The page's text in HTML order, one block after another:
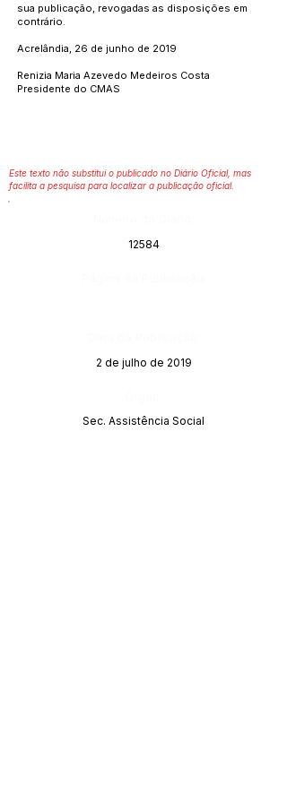
sua publicação, revogadas as disposições em
contrário.
Acrelândia, 26 de junho de 2019
Renizia Maria Azevedo Medeiros Costa
Presidente do CMAS
Este texto não substitui o publicado no Diário Oficial, mas
facilita a pesquisa para localizar a publicação oficial.
12584
2 de julho de 2019
Sec. Assistência Social